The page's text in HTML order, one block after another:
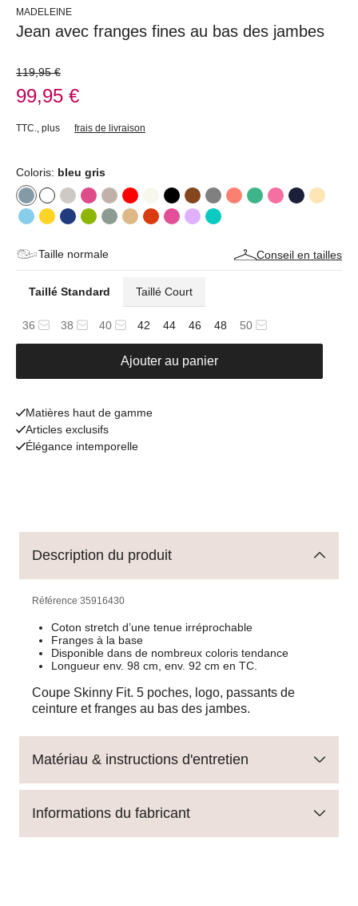
MADELEINE
Jean avec franges fines au bas des jambes
119,95 €
99,95 €
TTC. plus frais de livraison
Coloris: bleu gris
Taille normale Conseil en tailles
Taillé Standard Taillé Court
36 38 40 42 44 46 48 50
Ajouter au panier
Matières haut de gamme
Articles exclusifs
Élégance intemporelle
Description du produit
Référence 35916430
Coton stretch d’une tenue irréprochable
Franges à la base
Disponible dans de nombreux coloris tendance
Longueur env. 98 cm, env. 92 cm en TC.
Coupe Skinny Fit. 5 poches, logo, passants de
ceinture et franges au bas des jambes.
Matériau & instructions d'entretien
Informations du fabricant